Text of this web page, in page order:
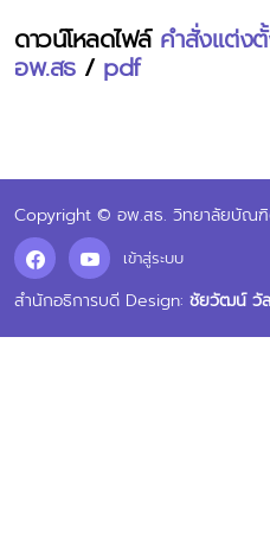
ดาวน์โหลดไฟล์ คำสั่งแต่ง
อพ.สธ/ pdf
Copyright © อพ.สธ. วิทยาลัยบัณฑิ
เข้าสู่ระบบ
สำนักอธิการบดี Design: ชัยวัฒน์ วัล